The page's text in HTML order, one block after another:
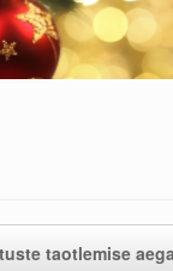
taotlemise